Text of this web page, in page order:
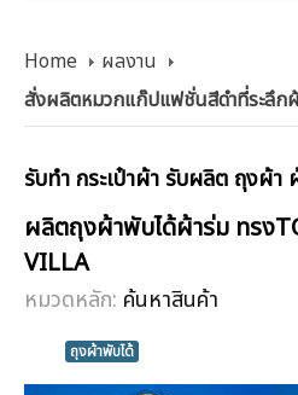
Home
ผลงาน
สั่งผลิตหมวกแก๊ปแฟชั่นสีดำที่ระลึก
รับทำ กระเป๋าผ้า รับผลิต ถุงผ้า
ผลิตถุงผ้าพับได้ผ้าร่ม ทรง
VILLA
หมวดหลัก: ค้นหาสินค้า
ถุงผ้าพับได้